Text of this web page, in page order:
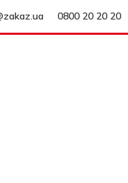
0800 20 20 20